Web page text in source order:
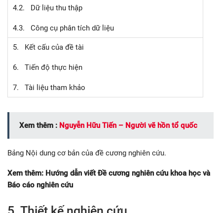
4.2. Dữ liệu thu thập
4.3. Công cụ phân tích dữ liệu
5. Kết cấu của đề tài
6. Tiến độ thực hiện
7. Tài liệu tham khảo
Xem thêm : Nguyễn Hữu Tiến – Người vẽ hồn tổ quốc
Bảng Nội dung cơ bản của đề cương nghiên cứu.
Xem thêm: Hướng dẫn viết Đề cương nghiên cứu khoa học và
Báo cáo nghiên cứu